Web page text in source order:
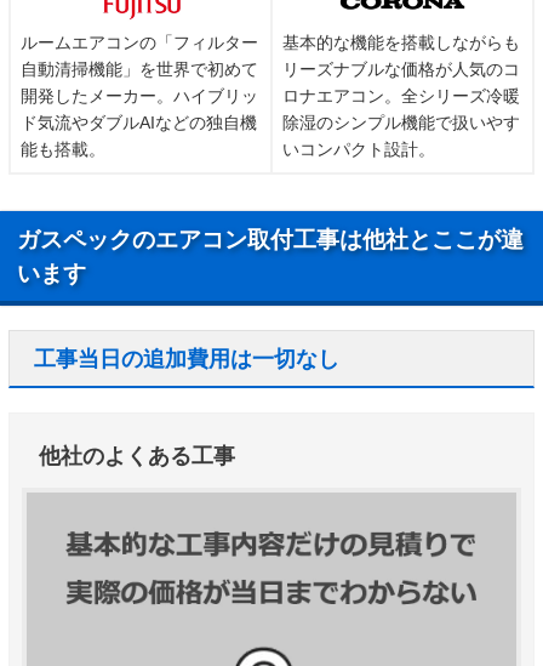
ルームエアコンの「フィルター
自動清掃機能」を世界で初めて
開発したメーカー。ハイブリッ
ド気流やダブルAIなどの独自機
能も搭載。
基本的な機能を搭載しながらも
リーズナブルな価格が人気のコ
ロナエアコン。全シリーズ冷暖
除湿のシンプル機能で扱いやす
いコンパクト設計。
ガスペックのエアコン取付工事は他社とここが違
います
工事当日の追加費用は一切なし
他社のよくある工事